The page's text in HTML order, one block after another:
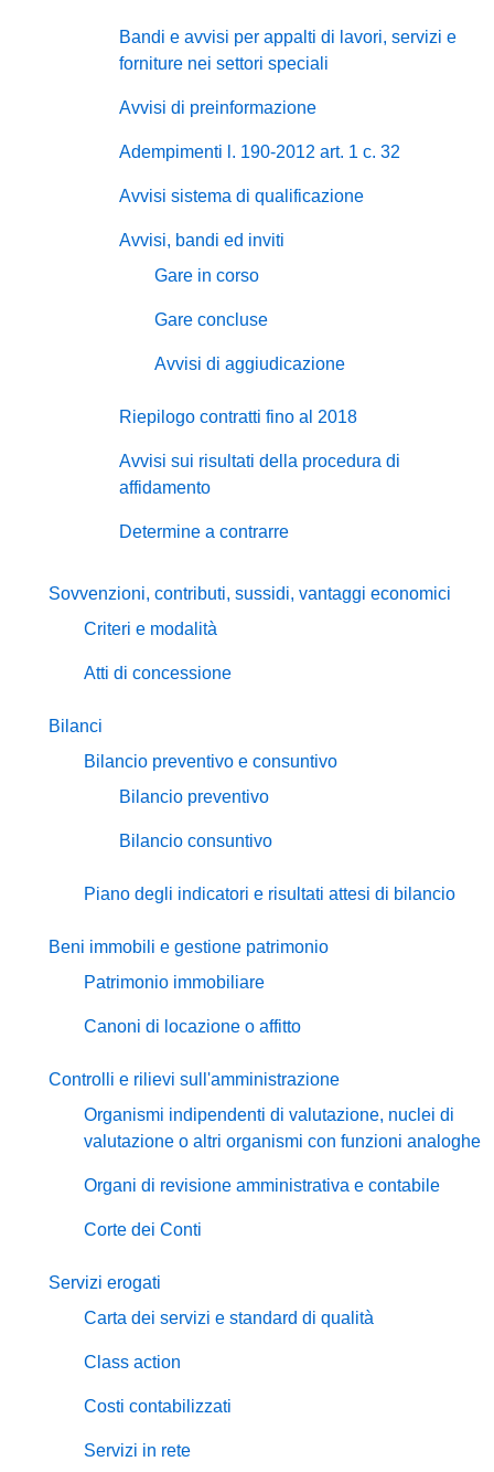
Bandi e avvisi per appalti di lavori, servizi e
forniture nei settori speciali
Avvisi di preinformazione
Adempimenti l. 190-2012 art. 1 c. 32
Avvisi sistema di qualificazione
Avvisi, bandi ed inviti
Gare in corso
Gare concluse
Avvisi di aggiudicazione
Riepilogo contratti fino al 2018
Avvisi sui risultati della procedura di
affidamento
Determine a contrarre
Sovvenzioni, contributi, sussidi, vantaggi economici
Criteri e modalità
Atti di concessione
Bilanci
Bilancio preventivo e consuntivo
Bilancio preventivo
Bilancio consuntivo
Piano degli indicatori e risultati attesi di bilancio
Beni immobili e gestione patrimonio
Patrimonio immobiliare
Canoni di locazione o affitto
Controlli e rilievi sull'amministrazione
Organismi indipendenti di valutazione, nuclei di
valutazione o altri organismi con funzioni analoghe
Organi di revisione amministrativa e contabile
Corte dei Conti
Servizi erogati
Carta dei servizi e standard di qualità
Class action
Costi contabilizzati
Servizi in rete